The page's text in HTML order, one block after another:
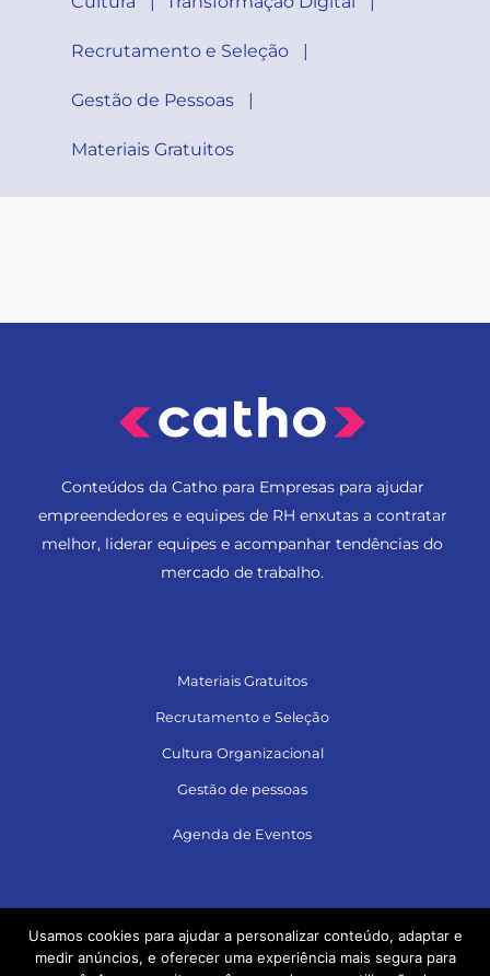
Recrutamento e Seleção
Gestão de Pessoas
Materiais Gratuitos
Conteúdos da Catho para Empresas para ajudar
empreendedores e equipes de RH enxutas a contratar
melhor, liderar equipes e acompanhar tendências do
mercado de trabalho.
Materiais Gratuitos
Recrutamento e Seleção
Cultura Organizacional
Gestão de pessoas
Agenda de Eventos
Usamos cookies para ajudar a personalizar conteúdo, adaptar e
medir anúncios, e oferecer uma experiência mais segura para